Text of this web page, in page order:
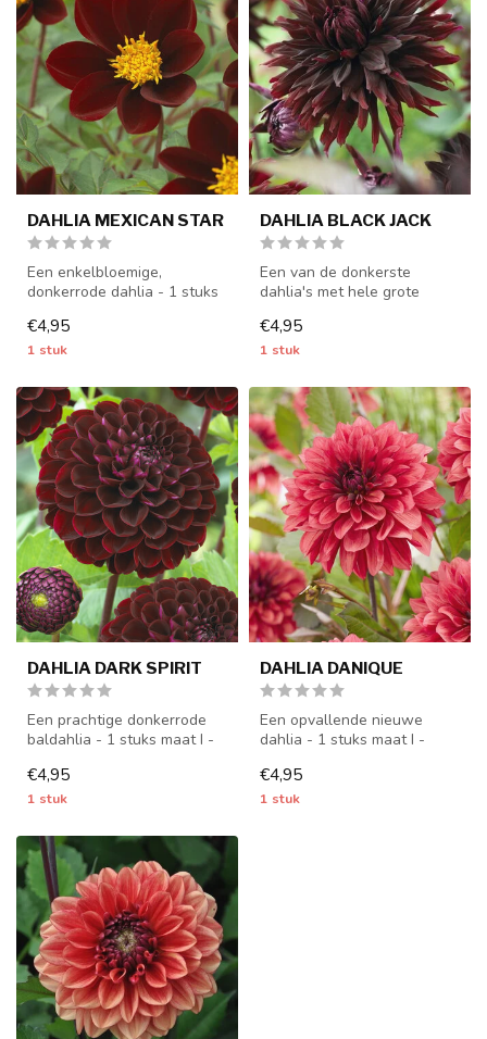
DAHLIA MEXICAN STAR
Een enkelbloemige,
donkerrode dahlia - 1 stuks
worden van...
€4,95
1 stuk
DAHLIA BLACK JACK
Een van de donkerste
dahlia's met hele grote
dahliakn...
€4,95
1 stuk
DAHLIA DARK SPIRIT
Een prachtige donkerrode
baldahlia - 1 stuks maat I -
€4,95
1 stuk
DAHLIA DANIQUE
Een opvallende nieuwe
dahlia - 1 stuks maat I -
half ...
€4,95
1 stuk